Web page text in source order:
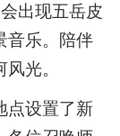
出现五岳皮
音乐。陪伴
光。
点设置了新